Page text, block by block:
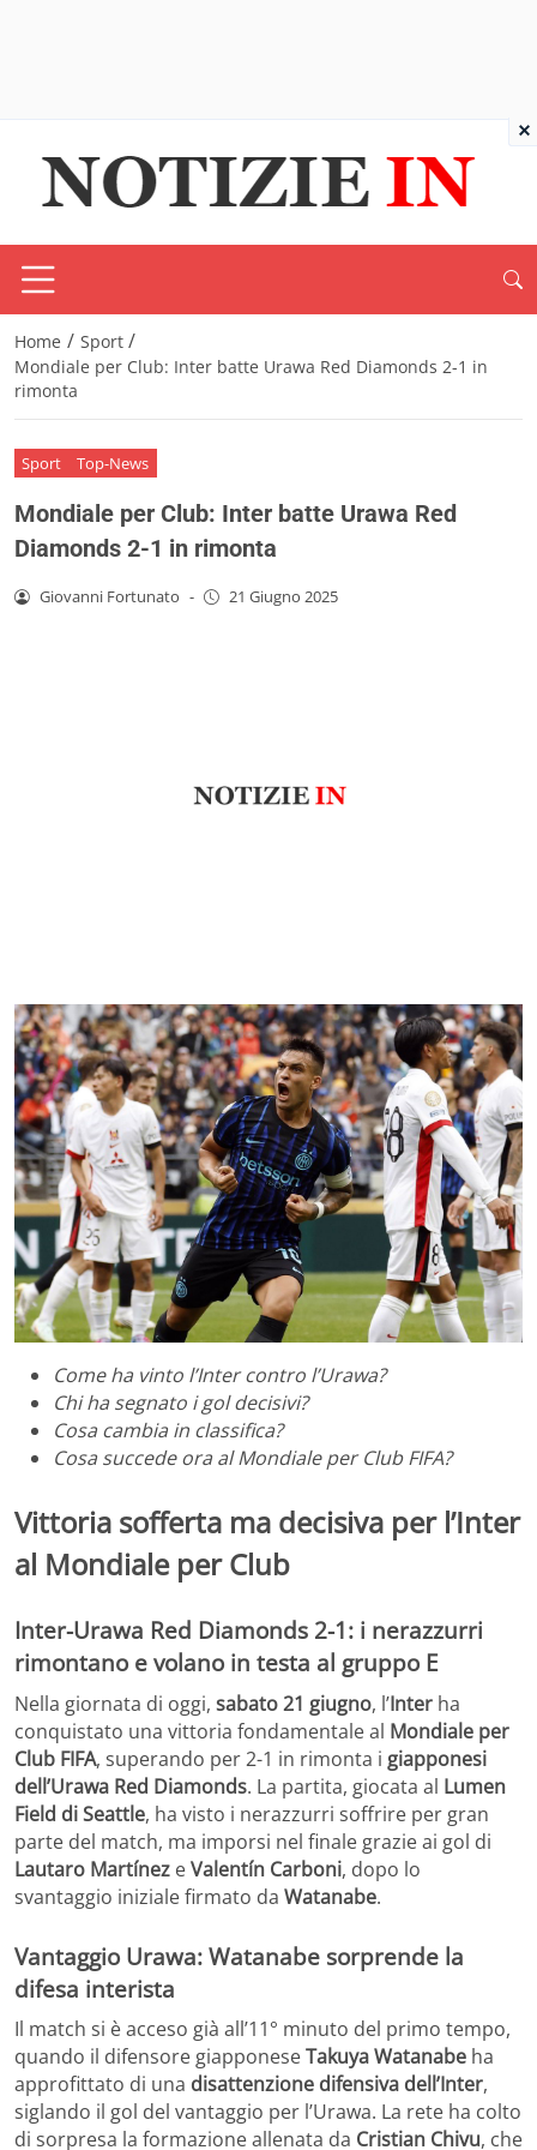
Home / Sport /
Mondiale per Club: Inter batte Urawa Red Diamonds 2-1 in
rimonta
Sport Top-News
Mondiale per Club: Inter batte Urawa Red
Diamonds 2-1 in rimonta
Giovanni Fortunato - 21 Giugno 2025
Come ha vinto l’Inter contro l’Urawa?
Chi ha segnato i gol decisivi?
Cosa cambia in classifica?
Cosa succede ora al Mondiale per Club FIFA?
Vittoria sofferta ma decisiva per l’Inter
al Mondiale per Club
Inter-Urawa Red Diamonds 2-1: i nerazzurri
rimontano e volano in testa al gruppo E
Nella giornata di oggi, sabato 21 giugno, l’Inter ha
conquistato una vittoria fondamentale al Mondiale per
Club FIFA, superando per 2-1 in rimonta i giapponesi
dell’Urawa Red Diamonds. La partita, giocata al Lumen
Field di Seattle, ha visto i nerazzurri soffrire per gran
parte del match, ma imporsi nel finale grazie ai gol di
Lautaro Martínez eValentín Carboni, dopo lo
svantaggio iniziale firmato da Watanabe.
Vantaggio Urawa: Watanabe sorprende la
difesa interista
Il match si è acceso già all’11° minuto del primo tempo,
quando il difensore giapponeseTakuya Watanabe ha
approfittato di una disattenzione difensiva dell’Inter,
siglando il gol del vantaggio per l’Urawa. La rete ha colto
di sorpresa la formazione allenata da Cristian Chivu, che
×